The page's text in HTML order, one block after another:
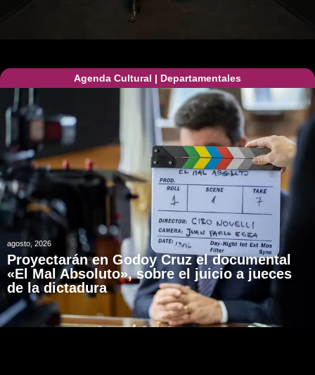
Agenda Cultural | Departamentales
agosto, 2026
Proyectarán en Godoy Cruz el documental
«El Mal Absoluto», sobre el juicio a jueces
de la dictadura